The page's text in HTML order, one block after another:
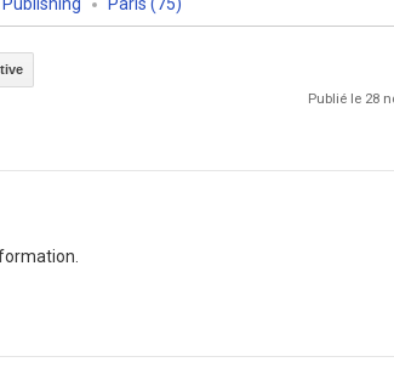
Publié le 28